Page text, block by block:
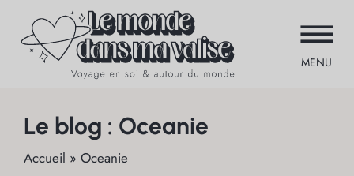
MENU
Le blog : Oceanie
Accueil » Oceanie